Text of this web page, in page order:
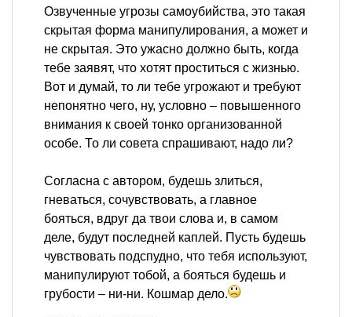
Озвученные угрозы самоубийства, это такая
скрытая форма манипулирования, а может и
не скрытая. Это ужасно должно быть, когда
тебе заявят, что хотят проститься с жизнью.
Вот и думай, то ли тебе угрожают и требуют
непонятно чего, ну, условно – повышенного
внимания к своей тонко организованной
особе. То ли совета спрашивают, надо ли?
Согласна с автором, будешь злиться,
гневаться, сочувствовать, а главное
бояться, вдруг да твои слова и, в самом
деле, будут последней каплей. Пусть будешь
чувствовать подспудно, что тебя используют,
манипулируют тобой, а бояться будешь и
грубости – ни-ни. Кошмар дело.